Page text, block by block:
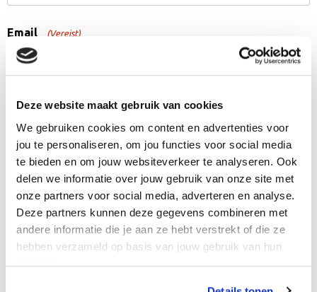
Deze website maakt gebruik van cookies
We gebruiken cookies om content en advertenties voor
jou te personaliseren, om jou functies voor social media
te bieden en om jouw websiteverkeer te analyseren. Ook
delen we informatie over jouw gebruik van onze site met
onze partners voor social media, adverteren en analyse.
Deze partners kunnen deze gegevens combineren met
andere informatie die je aan ze hebt verstrekt of die ze
hebben verzameld op basis van jouw gebruik van hun
services.
Email (Vereist)
Telefoonnummer
Ik wil u iets vertellen (Vereist)